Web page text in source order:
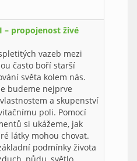
– propojenost živé
vazeb mezi
často boří starší
světa kolem nás.
budeme nejprve
a skupenství
poli. Pomocí
si ukážeme, jak
látky mohou chovat.
podmínky života